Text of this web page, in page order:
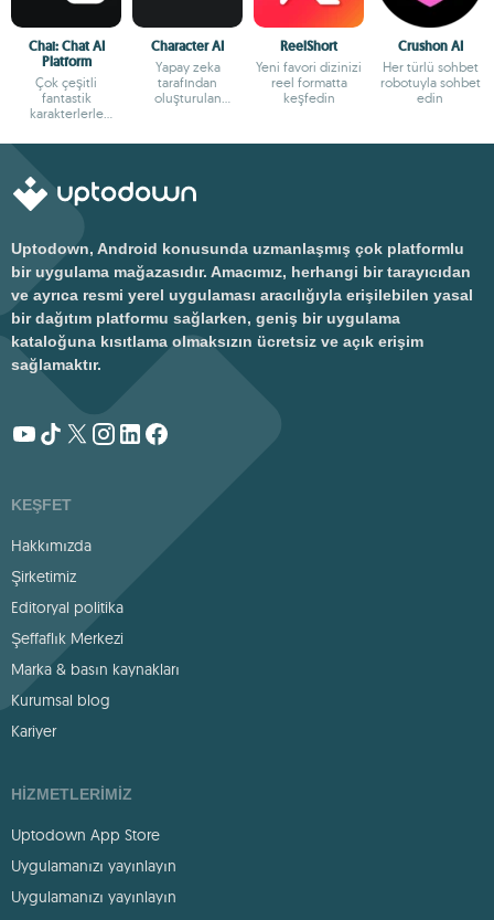
Chai: Chat AI
Platform
Çok çeşitli
fantastik
karakterlerle
Character AI
Yapay zeka
tarafından
oluşturulan
ReelShort
Yeni favori dizinizi
reel formatta
keşfedin
Crushon AI
Her türlü sohbet
robotuyla sohbet
edin
Uptodown, Android konusunda uzmanlaşmış çok platformlu
bir uygulama mağazasıdır. Amacımız, herhangi bir tarayıcıdan
ve ayrıca resmi yerel uygulaması aracılığıyla erişilebilen yasal
bir dağıtım platformu sağlarken, geniş bir uygulama
kataloğuna kısıtlama olmaksızın ücretsiz ve açık erişim
sağlamaktır.
KEŞFET
Hakkımızda
Şirketimiz
Editoryal politika
Şeffaflık Merkezi
Marka & basın kaynakları
Kurumsal blog
Kariyer
HIZMETLERIMIZ
Uptodown App Store
Uygulamanızı yayınlayın
Uygulamanızı yayınlayın